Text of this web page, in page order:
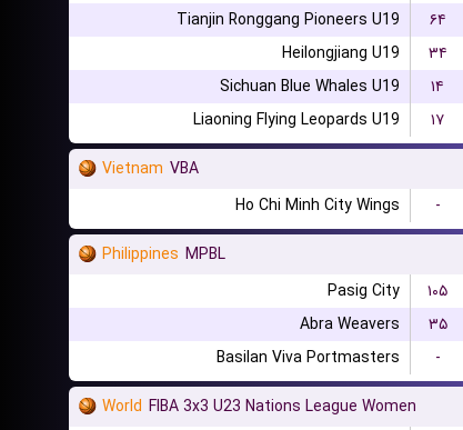
Tianjin Ronggang Pioneers U19
۶۴
Heilongjiang U19
۳۴
Sichuan Blue Whales U19
۱۴
Liaoning Flying Leopards U19
۱۷
Vietnam VBA
Ho Chi Minh City Wings
-
Philippines MPBL
Pasig City
۱۰۵
Abra Weavers
۳۵
Basilan Viva Portmasters
-
World FIBA 3x3 U23 Nations League Women